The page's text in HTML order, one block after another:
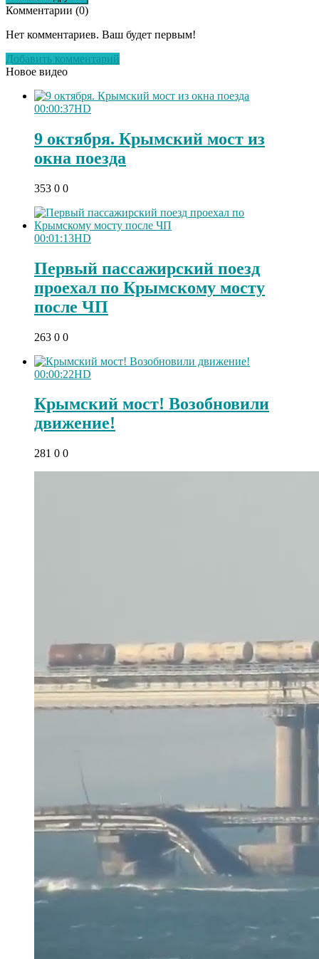
Комментарии (0)
Нет комментариев. Ваш будет первым!
Добавить комментарий
Новое видео
00:00:37HD
9 октября. Крымский мост из
окна поезда
353 0 0
00:01:13HD
Первый пассажирский поезд
проехал по Крымскому мосту
после ЧП
263 0 0
00:00:22HD
Крымский мост! Возобновили
движение!
281 0 0